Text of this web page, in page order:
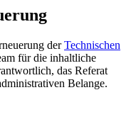
derTechnischen
für die inhaltliche
das Referat
Belange.